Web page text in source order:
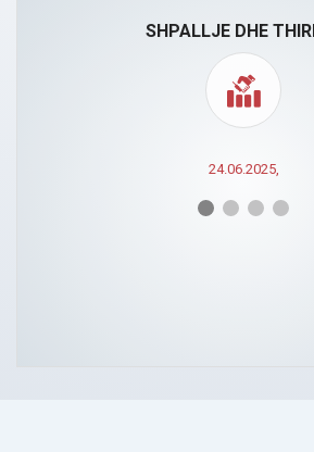
SHPALLJE DHE
24.06.2025,